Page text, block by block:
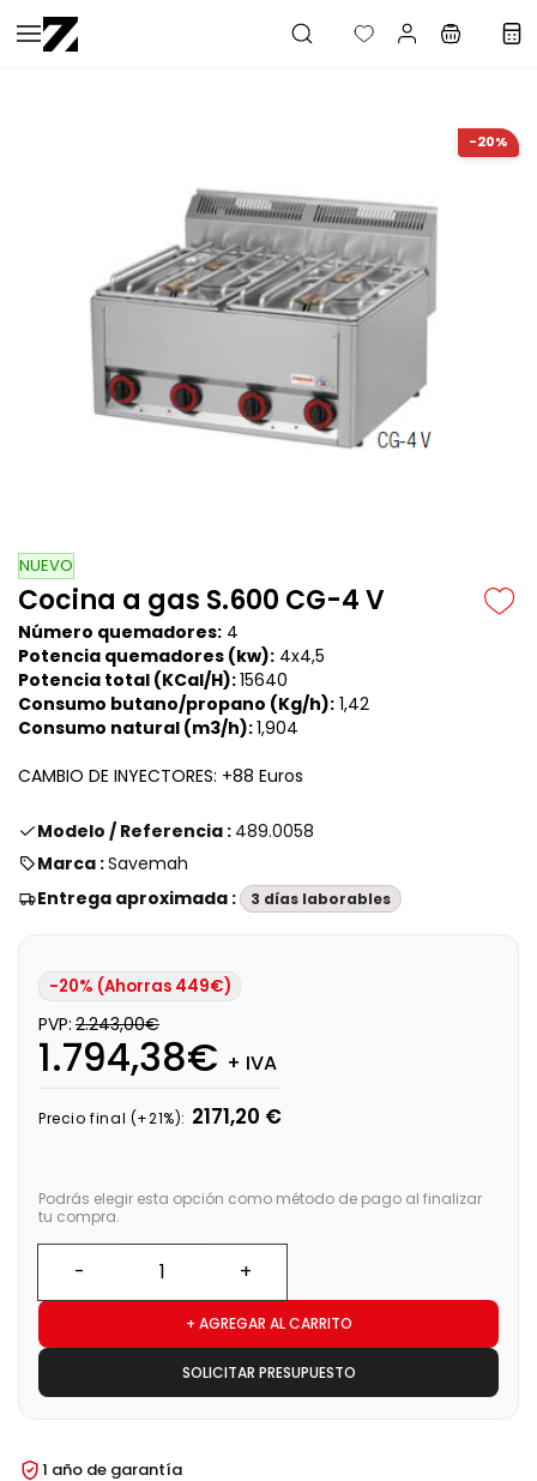
Saltar al
contenido
-20%
NUEVO
Cocina a gas S.600 CG-4 V
Número quemadores: 4
Potencia quemadores (kw): 4x4,5
Potencia total (KCal/H):15640
Consumo butano/propano (Kg/h): 1,42
Consumo natural (m3/h):1,904
CAMBIO DE INYECTORES: +88 Euros
Modelo / Referencia : 489.0058
Marca :Savemah
Entrega aproximada :
3 días laborables
-20% (Ahorras 449€)
PVP: 2.243,00€
1.794,38€ + IVA
Precio final (+21%): 2171,20 €
Podrás elegir esta opción como método de pago al finalizar
tu compra.
+ AGREGAR AL CARRITO
SOLICITAR PRESUPUESTO
1 año de garantía